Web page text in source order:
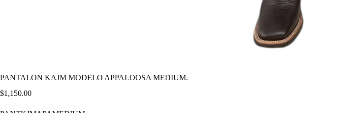
PANTALON KAJM MODELO APPALOOSA MEDIUM.
$1,150.00